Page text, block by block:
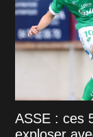
ASSE : ces